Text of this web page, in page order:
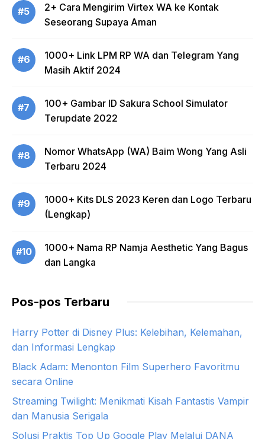
#5
2+ Cara Mengirim Virtex WA ke Kontak
Seseorang Supaya Aman
#6
1000+ Link LPM RP WA dan Telegram Yang
Masih Aktif 2024
#7
100+ Gambar ID Sakura School Simulator
Terupdate 2022
#8
Nomor WhatsApp (WA) Baim Wong Yang Asli
Terbaru 2024
#9
1000+ Kits DLS 2023 Keren dan Logo Terbaru
(Lengkap)
#10
1000+ Nama RP Namja Aesthetic Yang Bagus
dan Langka
Pos-pos Terbaru
Harry Potter di Disney Plus: Kelebihan, Kelemahan,
dan Informasi Lengkap
Black Adam: Menonton Film Superhero Favoritmu
secara Online
Streaming Twilight: Menikmati Kisah Fantastis Vampir
dan Manusia Serigala
Solusi Praktis Top Up Google Play Melalui DANA